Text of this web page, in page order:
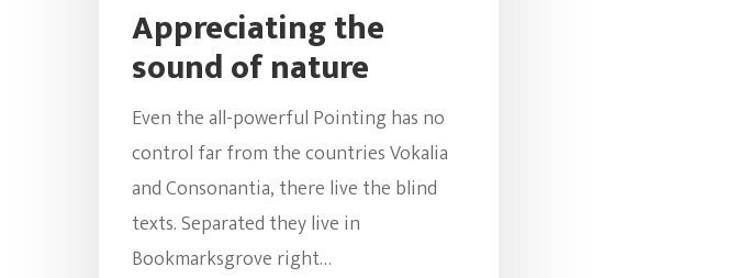
Appreciating the
sound of nature
Even the all-powerful Pointing has no
control far from the countries Vokalia
and Consonantia, there live the blind
texts. Separated they live in
Bookmarksgrove right…